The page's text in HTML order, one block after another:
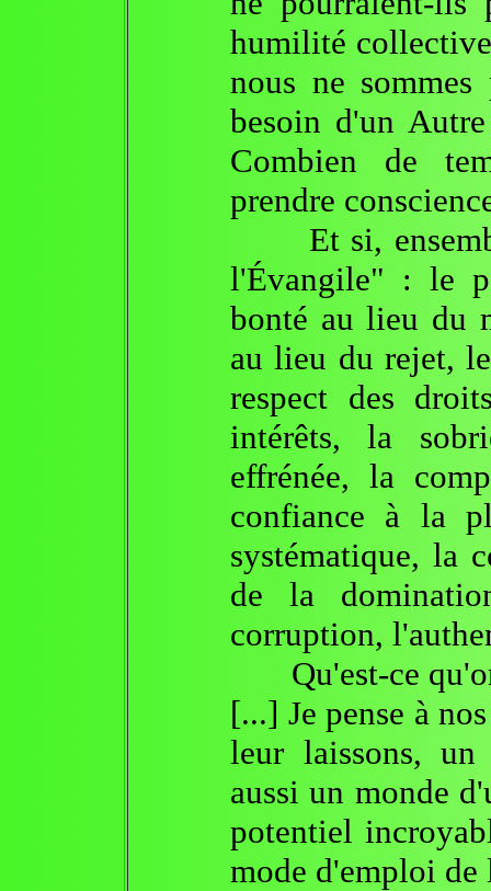
humilité
nous ne sommes
besoin d'un
Combien de
prendre
Et si,
l'Évangile" : le
bonté au lieu du
au lieu du rejet,
respect des
intérêts, la
effrénée, la
confiance à la
systématique, la
de la
corruption,
Qu'est-ce qu'on
[...] Je pense à
leur laissons, un
aussi un monde
potentiel
mode d'emploi